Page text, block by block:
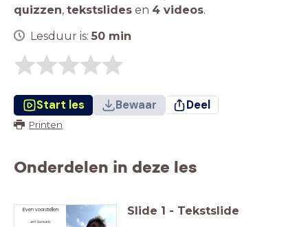
quizzen, tekstslides en 4 videos.
Lesduur is: 50 min
Start les Bewaar Deel
Printen
Onderdelen in deze les
Even voorstellen
Jeff Samuels
Slide 1 - Tekstslide